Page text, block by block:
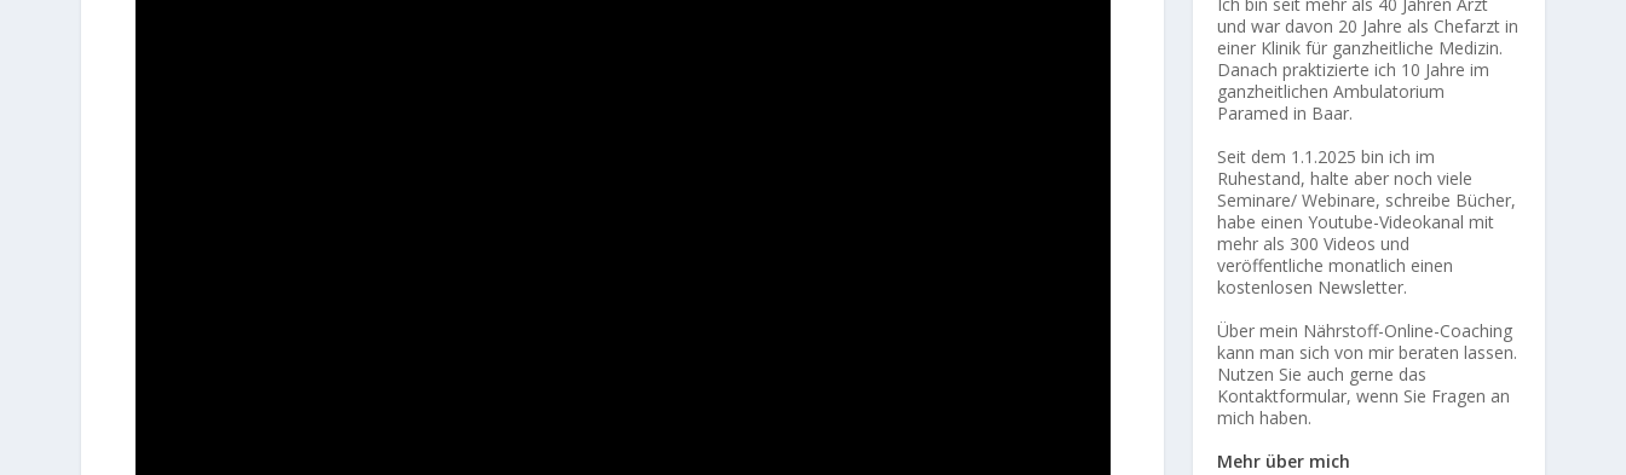
Ich bin seit mehr als 40 Jahren Arzt
und war davon 20 Jahre als Chefarzt in
einer Klinik für ganzheitliche Medizin.
Danach praktizierte ich 10 Jahre im
ganzheitlichen Ambulatorium
Paramed in Baar.
Seit dem 1.1.2025 bin ich im
Ruhestand, halte aber noch viele
Seminare/ Webinare, schreibe Bücher,
habe einen Youtube-Videokanal mit
mehr als 300 Videos und
veröffentliche monatlich einen
kostenlosen Newsletter.
Über mein Nährstoff-Online-Coaching
kann man sich von mir beraten lassen.
Nutzen Sie auch gerne das
Kontaktformular, wenn Sie Fragen an
mich haben.
Mehr über mich